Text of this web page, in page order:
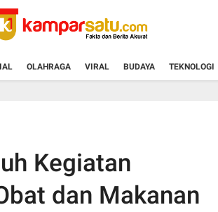
OLAHRAGA VIRAL BUDAYA TEKNOLOGI
Kegiatan
dan Makanan